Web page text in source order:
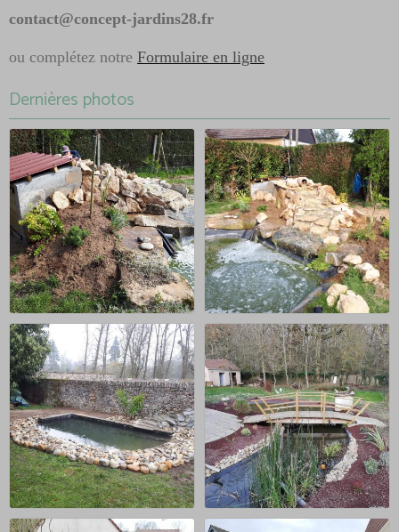
contact@concept-jardins28.fr
ou complétez notre Formulaire en ligne
Dernières photos